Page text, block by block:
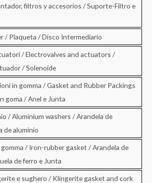
filtros y accesorios / Suporte-Filtro e
/ Plaqueta / Disco Intermediario
/ Electrovalves and actuators /
/ Solenoide
in gomma / Gasket and Rubber Packings
goma / Anel e Junta
/ Aluminium washers / Arandela de
de aluminio
/ Iron-rubber gasket / Arandela de
de ferro e Junta
e sughero / Klingerite gasket and cork